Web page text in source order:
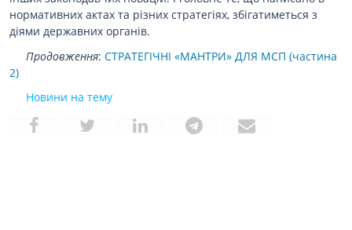
нормативних актах та різних стратегіях, збігатиметься з
діями державних органів.
Продовження: СТРАТЕГІЧНІ «МАНТРИ» ДЛЯ МСП (частина
2)
Новини на тему